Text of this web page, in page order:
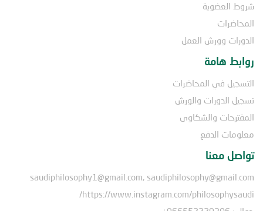
شروط العضوية
المحاضرات
الدورات وورش العمل
روابط هامة
التسجيل في المحاضرات
تسجيل الدورات والورش
المقترحات والشكاوى
معلومات الدفع
تواصل معنا
saudiphilosophy1@gmail.com, saudiphilosophy@gmail.com
https://www.instagram.com/philosophysaudi/